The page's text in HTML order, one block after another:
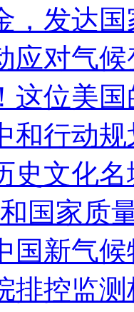
，发达
应对气
这位美
和行动
史文化
国家质
国新气
排控监